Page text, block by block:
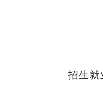
招生就
2023年